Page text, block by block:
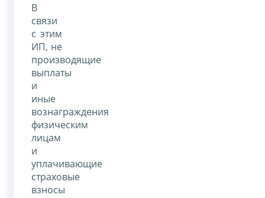
В
связи
с этим
ИП, не
производящие
выплаты
и
иные
вознаграждения
физическим
лицам
и
уплачивающие
страховые
взносы